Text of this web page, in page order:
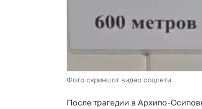
Фото скриншот видео соцсети
После трагедии в Архипо-